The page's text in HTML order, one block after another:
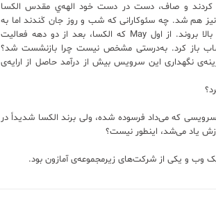
کردند و صاف، دست در دست خود الهه‌ي مقدس الکسا
نیز هم شد. چه سئوکارانی که شب و روز جان کَندند اما به
اندازه‌ی آن رشوه‌ی پرداخت شده موفق نشدند طبقات عرش کبریا را زودتر بالا بروند. از اول May که الکسا، بعد از دو دهه فعالیت
باز کرد. به‌درستی مشخص نیست چرا بازنشست شد؟
نگهداری این سرویس بیش از درآمد حاصل از ارایه‌ی
که می‌داد فرسوده شده، ولی برند الکسا شدیداً در
یاد می‌شد، اینطور نیست؟
وب و یکی از شرکت‌های زیرمجموعه‌ی آمازون بود.